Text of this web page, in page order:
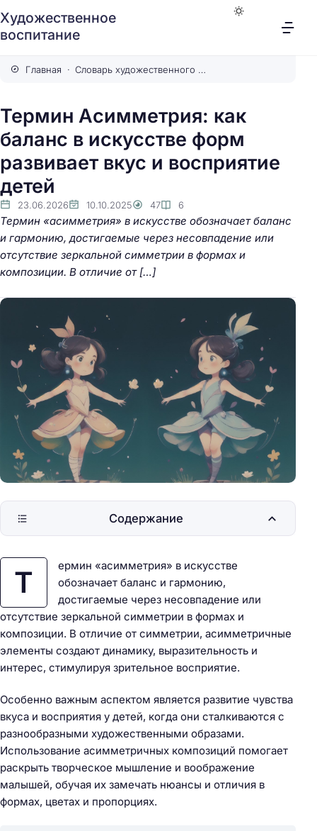
Художественное
воспитание
Главная Словарь художественного воспитания
Термин Асимметрия: как
баланс в искусстве форм
развивает вкус и восприятие
детей
23.06.2026 10.10.2025 47 6
Термин «асимметрия» в искусстве обозначает баланс
и гармонию, достигаемые через несовпадение или
отсутствие зеркальной симметрии в формах и
композиции. В отличие от […]
Т
ермин «асимметрия» в искусстве
обозначает баланс и гармонию,
достигаемые через несовпадение или
отсутствие зеркальной симметрии в формах и
композиции. В отличие от симметрии, асимметричные
элементы создают динамику, выразительность и
интерес, стимулируя зрительное восприятие.
Особенно важным аспектом является развитие чувства
вкуса и восприятия у детей, когда они сталкиваются с
разнообразными художественными образами.
Использование асимметричных композиций помогает
раскрыть творческое мышление и воображение
малышей, обучая их замечать нюансы и отличия в
формах, цветах и пропорциях.
Содержание